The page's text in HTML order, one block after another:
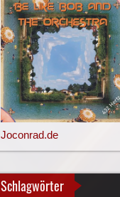
Joconrad.de
Schlagwörter